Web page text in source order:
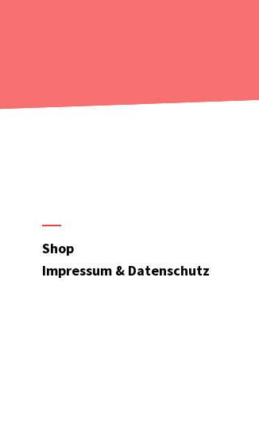
Shop
Impressum & Datenschutz